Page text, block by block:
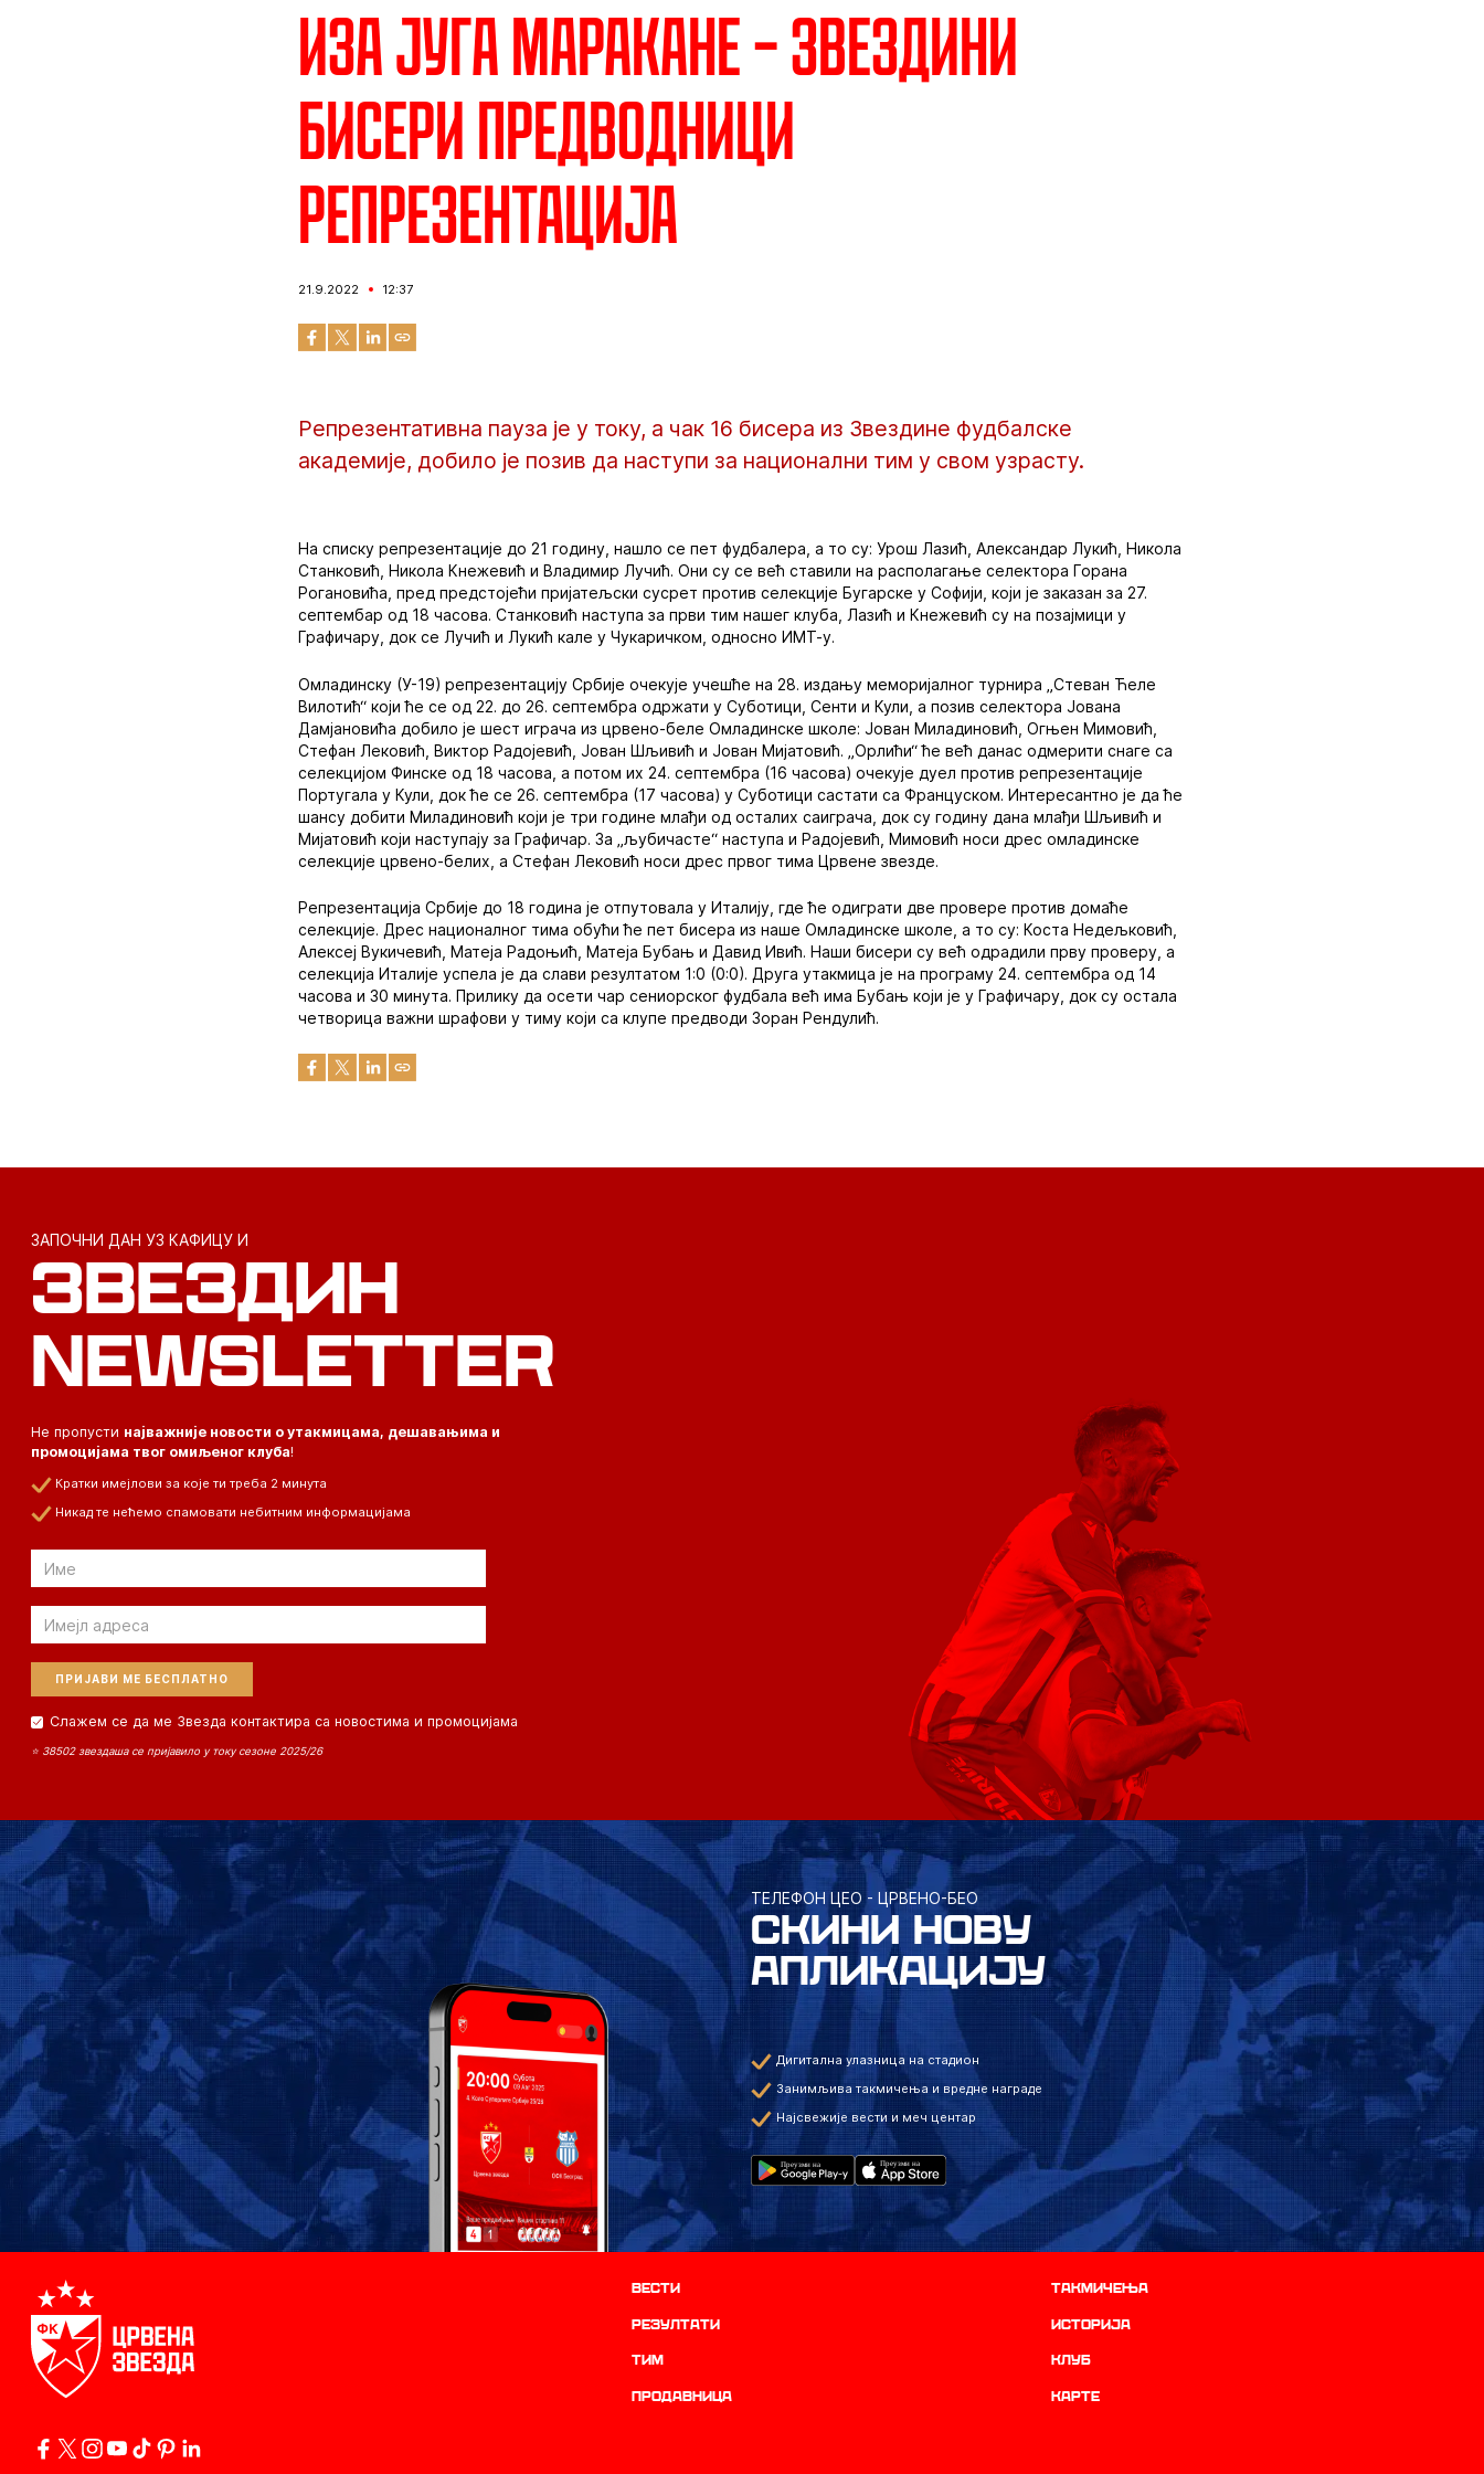
Иза југа Маракане – Звездини
бисери предводници
репрезентација
21.9.2022 12:37
Репрезентативна пауза је у току, а чак 16 бисера из Звездине фудбалске
академије, добило је позив да наступи за национални тим у свом узрасту.
На списку репрезентације до 21 годину, нашло се пет фудбалера, а то су: Урош Лазић, Александар Лукић, Никола
Станковић, Никола Кнежевић и Владимир Лучић. Они су се већ ставили на располагање селектора Горана
Рогановића, пред предстојећи пријатељски сусрет против селекције Бугарске у Софији, који је заказан за 27.
септембар од 18 часова. Станковић наступа за први тим нашег клуба, Лазић и Кнежевић су на позајмици у
Графичару, док се Лучић и Лукић кале у Чукаричком, односно ИМТ-у.
Омладинску (У-19) репрезентацију Србије очекује учешће на 28. издању меморијалног турнира „Стеван Ћеле
Вилотић“ који ће се од 22. до 26. септембра одржати у Суботици, Сенти и Кули, а позив селектора Јована
Дамјановића добило је шест играча из црвено-беле Омладинске школе: Јован Миладиновић, Огњен Мимовић,
Стефан Лековић, Виктор Радојевић, Јован Шљивић и Јован Мијатовић. „Орлићи“ ће већ данас одмерити снаге са
селекцијом Финске од 18 часова, а потом их 24. септембра (16 часова) очекује дуел против репрезентације
Португала у Кули, док ће се 26. септембра (17 часова) у Суботици састати са Француском. Интересантно је да ће
шансу добити Миладиновић који је три године млађи од осталих саиграча, док су годину дана млађи Шљивић и
Мијатовић који наступају за Графичар. За „љубичасте“ наступа и Радојевић, Мимовић носи дрес омладинске
селекције црвено-белих, а Стефан Лековић носи дрес првог тима Црвене звезде.
Репрезентација Србије до 18 година је отпутовала у Италију, где ће одиграти две провере против домаће
селекције. Дрес националног тима обући ће пет бисера из наше Омладинске школе, а то су: Коста Недељковић,
Алексеј Вукичевић, Матеја Радоњић, Матеја Бубањ и Давид Ивић. Наши бисери су већ одрадили прву проверу, а
селекција Италије успела је да слави резултатом 1:0 (0:0). Друга утакмица је на програму 24. септембра од 14
часова и 30 минута. Прилику да осети чар сениорског фудбала већ има Бубањ који је у Графичару, док су остала
четворица важни шрафови у тиму који са клупе предводи Зоран Рендулић.
ЗАПОЧНИ ДАН УЗ КАФИЦУ И
ЗВЕЗДИН
NEWSLETTER
Не пропусти најважније новости о утакмицама, дешавањима и
промоцијама твог омиљеног клуба!
Кратки имејлови за које ти треба 2 минута
Никад те нећемо спамовати небитним информацијама
Email
Email
Слажем се да ме Звезда контактира са новостима и промоцијама
⭐ 38502 звездаша се пријавило у току сезоне 2025/26
ТЕЛЕФОН ЦЕО - ЦРВЕНО-БЕО
СКИНИ НОВУ
АПЛИКАЦИЈУ
Дигитална улазница на стадион
Занимљива такмичења и вредне награде
Најсвежије вести и меч центар
Вести Такмичења
резултати историја
ТИМ Клуб
продавница Карте